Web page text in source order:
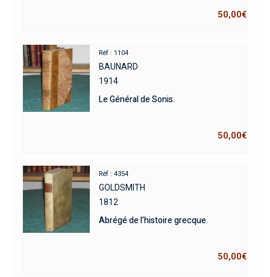
50,00€
Réf : 1104
BAUNARD
1914
Le Général de Sonis.
50,00€
Réf : 4354
GOLDSMITH
1812
Abrégé de l’histoire grecque.
50,00€